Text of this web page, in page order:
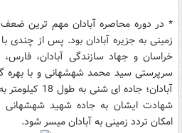
* در دوره محاصره آبادان مهم ترین
خراسان و جهاد سازندگی آبادان، فارس،
سرپرستی سید محمد شهشهانی و با بهره
آبادان؛ جاده
شهادت ایشان به جاده شهید شهشهانی
امکان تردد زمینی به آبادان میسر شود.